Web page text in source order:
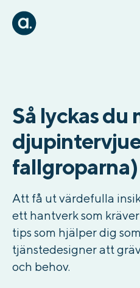
Så lyckas du
fallgroparna)
Att få ut värdefulla
ett hantverk som
tips som hjälper dig
tjänstedesigner att
och behov.